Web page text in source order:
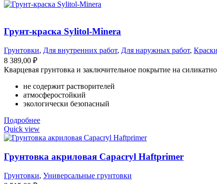
Грунт-краска Sylitol-Minera
Грунтовки, Для внутренних работ, Для наружных работ, Краски
8 389,00 ₽
Кварцевая грунтовка и заключительное покрытие на
не содержит растворителей
атмосферостойкий
экологически безопасный
Подробнее
Quick view
Грунтовка акриловая Capacryl Haftprimer
Грунтовки, Универсальные грунтовки